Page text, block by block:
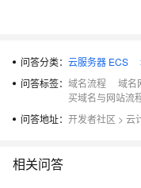
问答分类： 云服务器 ECS
问答标签： 域名流程 域名
买域名与网站流
问答地址： 开发者社区 > 云
相关问答